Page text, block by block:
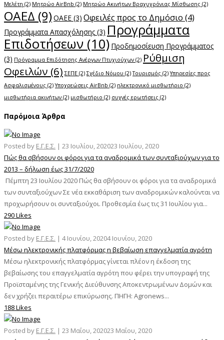
Μελέτη (2) Μητρώο AirBnb (2) Μητρώο Ακινήτων Βραχυχρόνιας Μίσθωσης (2)
ΟΑΕΔ (9) ΟΑΕΕ (3) Οφειλές προς το Δημόσιο (4)
Προγράμματα Απασχόλησης (3) Προγράμματα
Επιδοτήσεων (10) Προδημοσίευση Προγράμματος
(3) Πρόγραμμα Επιδότησης Ανέργων Πτυχιούχων (2) Ρύθμιση
Οφειλών (6) ΣΕΠΕ (2) Σχέδιο Νόμου (2) Τουρισμός (2) Υπηρεσίες προς
Ασφαλισμένους (2) Υποχρεώσεις AirBnb (2) ηλεκτρονικό μισθωτήριο (2)
μισθωτήρια ακινήτων (2) μισθωτήριο (2) συχνές ερωτήσεις (2)
Παρόμοια Άρθρα
Posted by Ε.Γ.Ε.Σ. | 23 Ιουλίου, 202023 Ιουλίου, 2020
Πώς θα σβήσουν οι φόροι για τα αναδρομικά των συνταξιούχων για το
2013 – δήλωση έως 31/7/2020
Πέμπτη 23 Ιουλίου 2020 Πώς θα σβήσουν οι φόροι για τα αναδρομικά
των συνταξιούχων Σε νέα εκκαθάριση των αναδρομικών καλούνται να
προχωρήσουν οι συνταξιούχοι. Προθεσμία έως τις 31 Ιουλίου για...
290 Likes
Posted by Ε.Γ.Ε.Σ. | 4 Ιουνίου, 20204 Ιουνίου, 2020
Μέσω ηλεκτρονικής πλατφόρμας η βεβαίωση επαγγελματία αγρότη
Μέσω ηλεκτρονικής πλατφόρμας γίνεται πλέον η έκδοση της
βεβαίωσης του επαγγελματία αγρότη που φέρει την υπογραφή της
Προϊσταμένης της Γενικής Διεύθυνσης Αποκεντρωμένων Δομών και
δεν χρήζει περαιτέρω επικύρωσης. ΠΗΓΗ: Agronews...
188 Likes
Posted by Ε.Γ.Ε.Σ. | 23 Μαΐου, 202023 Μαΐου, 2020